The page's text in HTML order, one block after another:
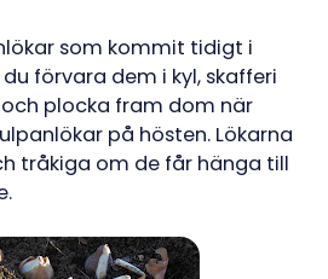
som kommit tidigt i
förvara dem i kyl, skafferi
och plocka fram dom när
på hösten. Lökarna
tråkiga om de får hänga till